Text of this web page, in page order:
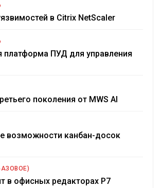
в Citrix NetScaler
платформа ПУД для управления
поколения от MWS AI
возможности канбан-досок
в офисных редакторах Р7